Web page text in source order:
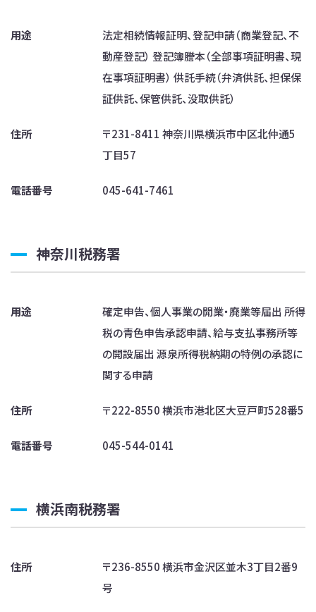
用途
法定相続情報証明、登記申請（商業登記、不
動産登記） 登記簿謄本（全部事項証明書、現
在事項証明書） 供託手続（弁済供託、担保保
証供託、保管供託、没取供託）
住所
〒231-8411 神奈川県横浜市中区北仲通5
丁目57
電話番号 045-641-7461
神奈川税務署
用途
確定申告、個人事業の開業・廃業等届出 所得
税の青色申告承認申請、給与支払事務所等
の開設届出 源泉所得税納期の特例の承認に
関する申請
住所 〒222-8550 横浜市港北区大豆戸町528番5
電話番号 045-544-0141
横浜南税務署
住所
〒236-8550 横浜市金沢区並木3丁目2番9
号